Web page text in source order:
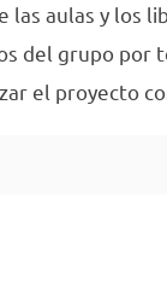
las aulas y los
del grupo por
el proyecto